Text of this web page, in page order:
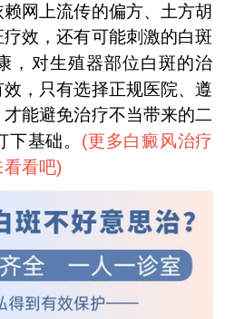
网上流传的偏方、土方胡
效，还有可能刺激的白斑
，对生殖器部位白斑的治
，只有选择正规医院、遵
能避免治疗不当带来的二
基础。 (更多白癜风治疗
看吧)